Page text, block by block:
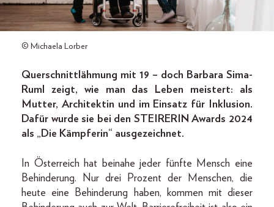
© Michaela Lorber
Querschnittlähmung mit 19 – doch Barbara Sima-
Ruml zeigt, wie man das Leben meistert: als
Mutter, Architektin und im Einsatz für Inklusion.
Dafür wurde sie bei den STEIRERIN Awards 2024
als „Die Kämpferin“ ausgezeichnet.
In Österreich hat beinahe jeder fünfte Mensch eine
Behinderung. Nur drei Prozent der Menschen, die
heute eine Behinderung haben, kommen mit dieser